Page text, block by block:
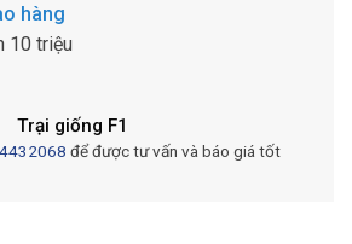
hàng
10 triệu
Trại giống F1
để được tư vấn và báo giá tốt